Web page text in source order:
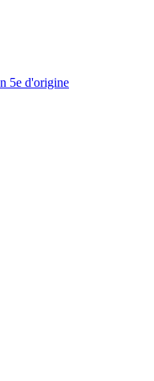
5e d'origine